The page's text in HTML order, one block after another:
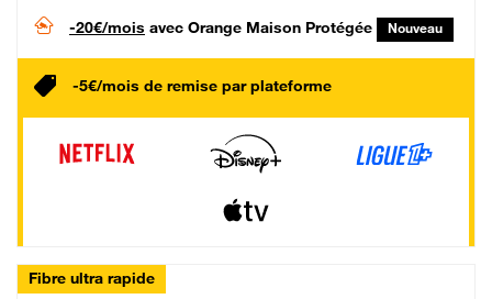
-20€/mois avec Orange Maison Protégée Nouveau
-5€/mois de remise par plateforme
Fibre ultra rapide